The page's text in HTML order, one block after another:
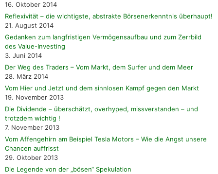
16. Oktober 2014
Reflexivität – die wichtigste, abstrakte Börsenerkenntnis überhaupt!
21. August 2014
Gedanken zum langfristigen Vermögensaufbau und zum Zerrbild
des Value-Investing
3. Juni 2014
Der Weg des Traders – Vom Markt, dem Surfer und dem Meer
28. März 2014
Vom Hier und Jetzt und dem sinnlosen Kampf gegen den Markt
19. November 2013
Die Dividende – überschätzt, overhyped, missverstanden – und
trotzdem wichtig !
7. November 2013
Vom Affengehirn am Beispiel Tesla Motors – Wie die Angst unsere
Chancen auffrisst
29. Oktober 2013
Die Legende von der „bösen“ Spekulation